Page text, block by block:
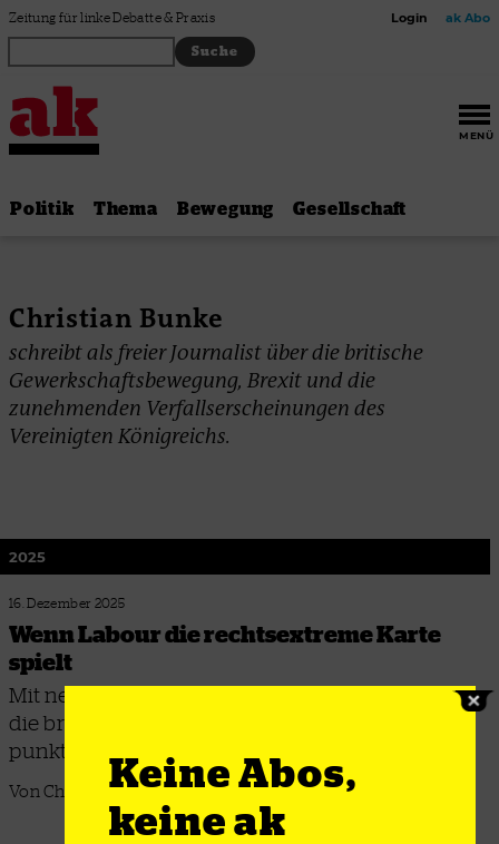
Zum Inhalt springen
Zeitung für linke Debatte & Praxis Login ak Abo
MENÜ
Politik Thema Bewegung Gesellschaft
Christian Bunke
schreibt als freier Journalist über die britische
Gewerkschaftsbewegung, Brexit und die
zunehmenden Verfallserscheinungen des
Vereinigten Königreichs.
2025
16. Dezember 2025
Wenn Labour die rechtsextreme Karte
spielt
Mit neuen Repressionen gegen Geflüchtete will
die britische Regierung am rechten Rand
punkten
Von Christian BunkeKeine Abos,
keine ak